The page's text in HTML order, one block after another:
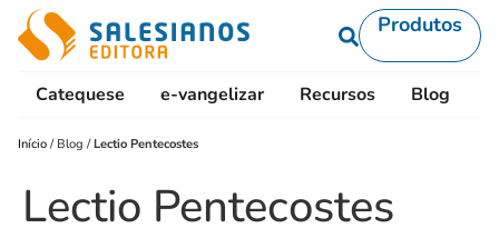
Produtos
Catequese e-vangelizar Recursos Blog
Início / Blog /Lectio Pentecostes
Lectio Pentecostes